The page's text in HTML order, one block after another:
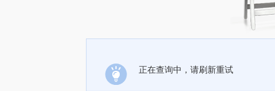
正在查询中，请刷新重试